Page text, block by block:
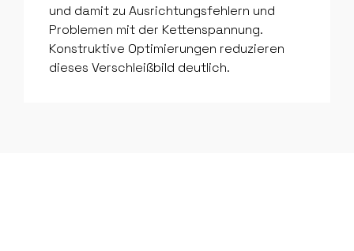
und damit zu Ausrichtungsfehlern und
Problemen mit der Kettenspannung.
Konstruktive Optimierungen reduzieren
dieses Verschleißbild deutlich.